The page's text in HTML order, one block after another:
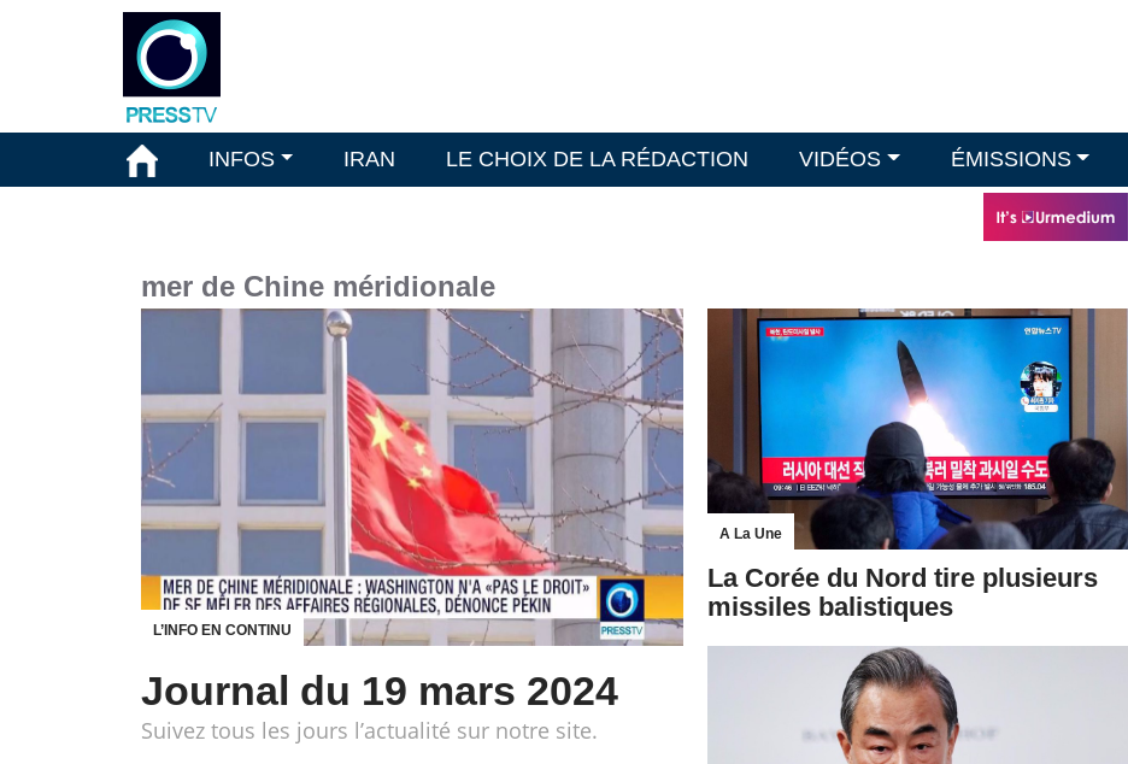
INFOS IRAN LE CHOIX DE LA RÉDACTION VIDÉOS ÉMISSIONS
mer de Chine méridionale
L’INFO EN CONTINU
Journal du 19 mars 2024
Suivez tous les jours l’actualité sur notre site.
A La Une
La Corée du Nord tire plusieurs
missiles balistiques